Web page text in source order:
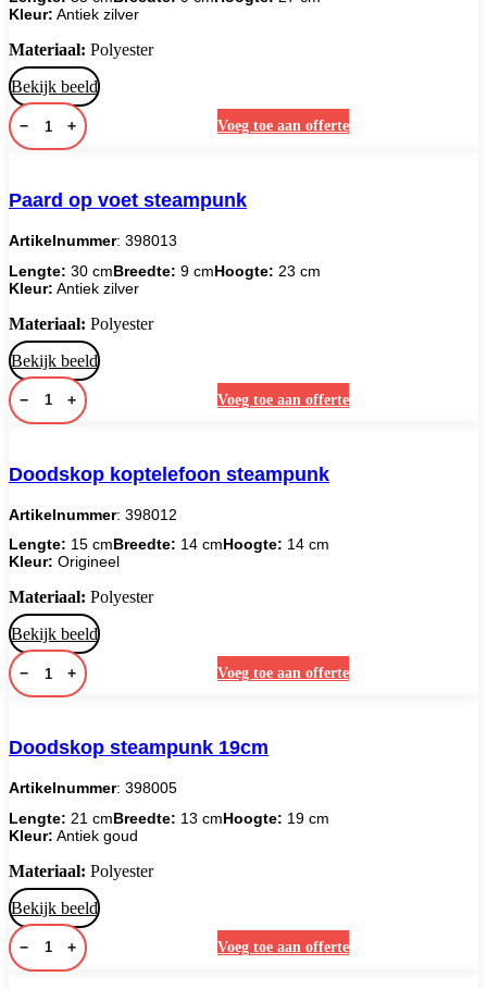
Kleur: Antiek zilver
Materiaal: Polyester
Bekijk beeld
− + Voeg toe aan offerte
Paard op voet steampunk
Artikelnummer: 398013
Lengte: 30 cmBreedte: 9 cmHoogte: 23 cm
Kleur: Antiek zilver
Materiaal: Polyester
Bekijk beeld
− + Voeg toe aan offerte
Doodskop koptelefoon steampunk
Artikelnummer: 398012
Lengte: 15 cmBreedte: 14 cmHoogte: 14 cm
Kleur: Origineel
Materiaal: Polyester
Bekijk beeld
− + Voeg toe aan offerte
Doodskop steampunk 19cm
Artikelnummer: 398005
Lengte: 21 cmBreedte: 13 cmHoogte: 19 cm
Kleur: Antiek goud
Materiaal: Polyester
Bekijk beeld
− + Voeg toe aan offerte